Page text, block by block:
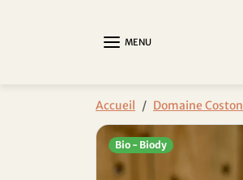
MENU
Accueil Domaine Coston
Bio - Biody